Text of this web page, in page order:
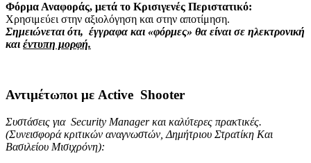
Φόρμα Αναφοράς, μετά το Κρισιγενές Περιστατικό:
Χρησιμεύει στην αξιολόγηση και στην αποτίμηση.
Σημειώνεται ότι, έγγραφα και «φόρμες» θα είναι σε ηλεκτρονική
και έντυπη μορφή.
Αντιμέτωποι με Active Shooter
Συστάσεις για Security Manager και καλύτερες πρακτικές.
(Συνεισφορά κριτικών αναγνωστών, Δημήτριου Στρατίκη Και
Βασιλείου Μισιχρόνη):